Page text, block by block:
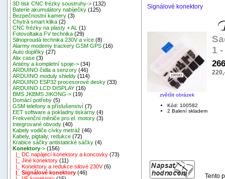
3D tisk CNC frézky soustruhy-> (132)
Baterie akumulátory nabíječky (125)
Bezpečnostní kamery (3)
Chytrá smart klika (2)
CNC frézky na plasty + AL
(1)
Fotovoltaika FV technika (29)
Silnoproudá technika 230V a více (8)
Alarmy modemy trackery GSM GPS (16)
Auto doplňky (27)
Alix case (3)
Antény a kompletní spoje-> (34)
ARDUINO čidla a senzory (46)
ARDUINO moduly shieldy (114)
ARDUINO ESP32 procesorové desky (33)
ARDUINO LCD DISPLAY (16)
BMS JKBMS JIKONG-> (19)
Domácí potřeby (5)
GSM telefony a příslušenství (7)
EET software a pokladny tiskárny (4)
Frekvenční měniče pro el. motory (3)
Integrované obvody (40)
Kabely vodiče cívky metráž (46)
Kabely, pigtaily, redukce (72)
Krabice sáčky antistatické sáčky (4)
Konektory-> (156)
|_ DC napájecí konektory a koncovky (73)
|_ Jiné konektory (11)
|_ Konektory a redukce silové 230V(6)
|_ Signálové konektory (46)
Signálové konektory
zvětšit obrázek
1
Kód: 100582
2 Balení skladem
Tento